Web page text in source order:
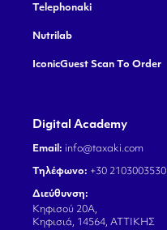
Telephonaki
Nutrilab
IconicGuest Scan To Order
Digital Academy
Email: info@taxaki.com
Τηλέφωνο: +30 2103003530
Διεύθυνση:
Κηφισού 20Α,
Κηφισιά, 14564, ΑΤΤΙΚΗΣ